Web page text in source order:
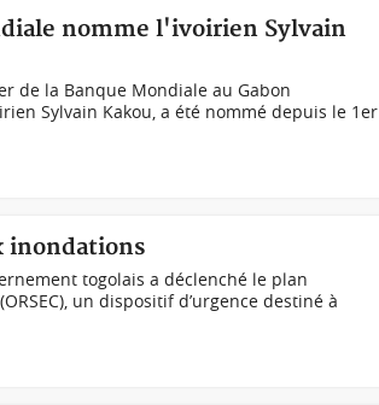
nomme l'ivoirien Sylvain
de la Banque Mondiale au Gabon
Sylvain Kakou, a été nommé depuis le 1er
inondations
togolais a déclenché le plan
un dispositif d’urgence destiné à